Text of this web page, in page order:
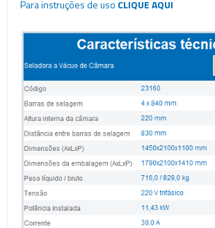
Para instruções de uso CLIQUE AQUI